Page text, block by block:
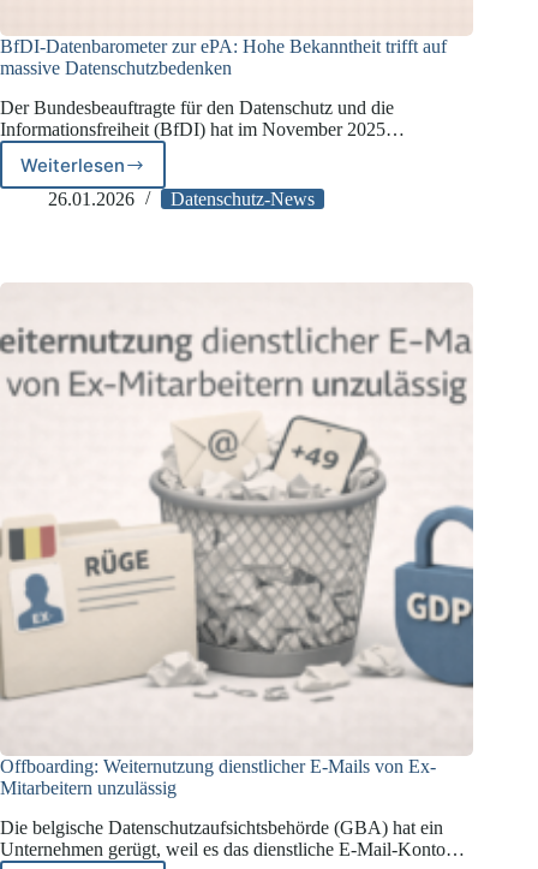
BfDI-Datenbarometer zur ePA: Hohe Bekanntheit trifft auf
massive Datenschutzbedenken
Der Bundesbeauftragte für den Datenschutz und die
Informationsfreiheit (BfDI) hat im November 2025…
Weiterlesen
BfDI-
Datenbarometer
trifft
massive
Datenschutzbedenken
26.01.2026 Datenschutz-News
Offboarding: Weiternutzung dienstlicher E-Mails von Ex-
Mitarbeitern unzulässig
Die belgische Datenschutzaufsichtsbehörde (GBA) hat ein
Unternehmen gerügt, weil es das dienstliche E-Mail-Konto…